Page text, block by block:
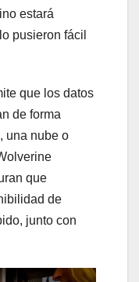
estará
pusieron fácil
que los datos
de forma
una nube o
que
de
junto con